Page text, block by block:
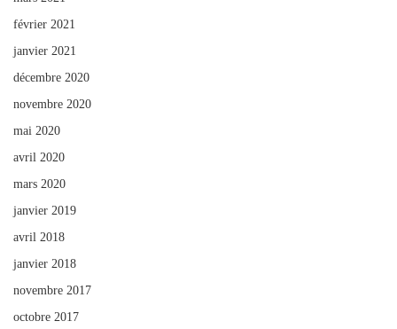
février 2021
janvier 2021
décembre 2020
novembre 2020
mai 2020
avril 2020
mars 2020
janvier 2019
avril 2018
janvier 2018
novembre 2017
octobre 2017